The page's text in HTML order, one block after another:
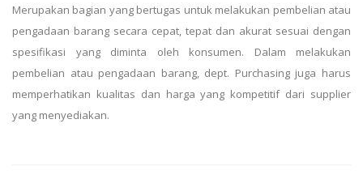
Merupakan bagian yang bertugas untuk melakukan pembelian atau
pengadaan barang secara cepat, tepat dan akurat sesuai dengan
spesifikasi yang diminta oleh konsumen. Dalam melakukan
pembelian atau pengadaan barang, dept. Purchasing juga harus
memperhatikan kualitas dan harga yang kompetitif dari supplier
yang menyediakan.